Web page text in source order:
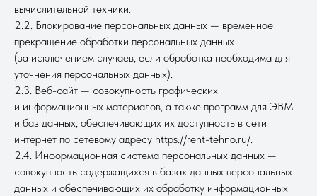
вычислительной техники.
2.2. Блокирование персональных данных — временное
прекращение обработки персональных данных
(за исключением случаев, если обработка необходима для
уточнения персональных данных).
2.3. Веб-сайт — совокупность графических
и информационных материалов, а также программ для ЭВМ
и баз данных, обеспечивающих их доступность в сети
интернет по сетевому адресу https://rent-tehno.ru/.
2.4. Информационная система персональных данных —
совокупность содержащихся в базах данных персональных
данных и обеспечивающих их обработку информационных